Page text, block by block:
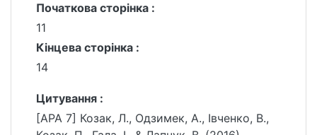
Початкова сторінка :
11
Кінцева сторінка :
14
Цитування :
[APA 7] Козак, Л., Одзимек, А., Івченко, В.,